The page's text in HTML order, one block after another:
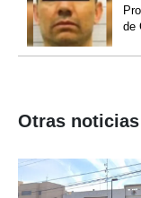
de
Otras